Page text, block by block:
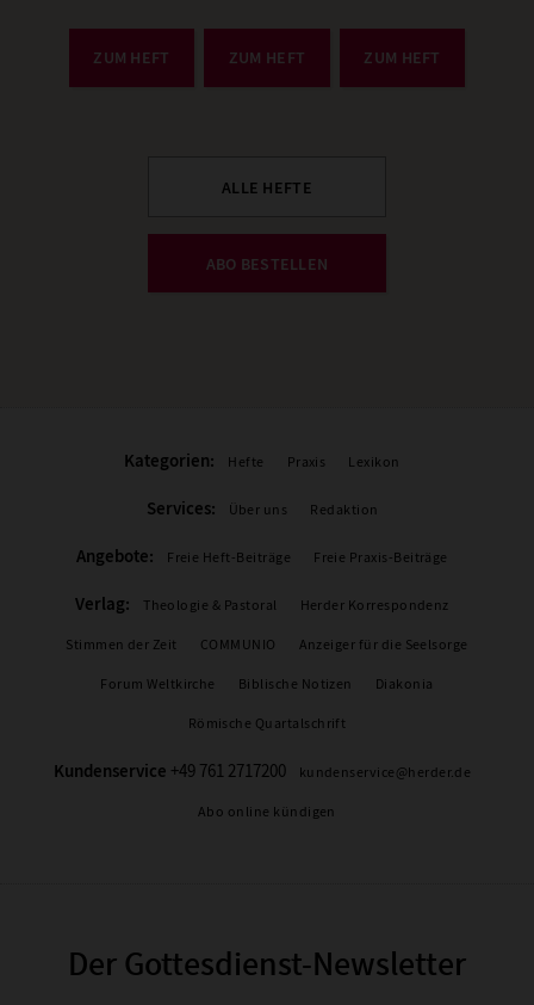
ZUM HEFT ZUM HEFT ZUM HEFT
ALLE HEFTE
ABO BESTELLEN
Kategorien: Hefte Praxis Lexikon
Services: Über uns Redaktion
Angebote: Freie Heft-Beiträge Freie Praxis-Beiträge
Verlag: Theologie & Pastoral Herder Korrespondenz
Stimmen der Zeit COMMUNIO Anzeiger für die Seelsorge
Forum Weltkirche Biblische Notizen Diakonia
Römische Quartalschrift
Kundenservice +49 761 2717200 kundenservice@herder.de
Abo online kündigen
Der Gottesdienst-Newsletter